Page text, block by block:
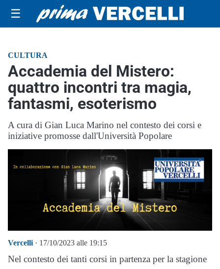
☰
CULTURA
Accademia del Mistero:
quattro incontri tra magia,
fantasmi, esoterismo
A cura di Gian Luca Marino nel contesto dei corsi e
iniziative promosse dall'Università Popolare
Vercelli · 17/10/2023 alle 19:15
Nel contesto dei tanti corsi in partenza per la stagione